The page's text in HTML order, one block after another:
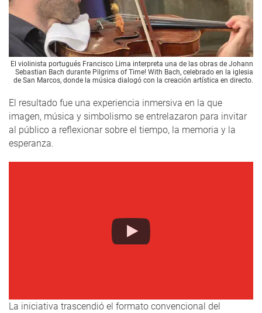
El violinista portugués Francisco Lima interpreta una de las obras de Johann
Sebastian Bach durante Pilgrims of Time! With Bach, celebrado en la iglesia
de San Marcos, donde la música dialogó con la creación artística en directo.
El resultado fue una experiencia inmersiva en la que
imagen, música y simbolismo se entrelazaron para invitar
al público a reflexionar sobre el tiempo, la memoria y la
esperanza.
La iniciativa trascendió el formato convencional del